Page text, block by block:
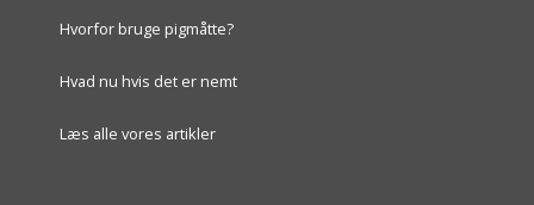
Hvorfor bruge pigmåtte?
Hvad nu hvis det er nemt
Læs alle vores artikler